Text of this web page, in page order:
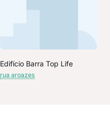
Edifício Barra Top Life
rua aroazes